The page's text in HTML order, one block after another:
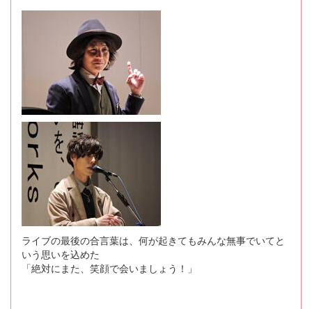
ライブの最後の合言葉は、何が起きてもみんな無事でいてと
いう思いを込めた
「絶対にまた、笑顔で会いましょう！」